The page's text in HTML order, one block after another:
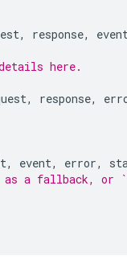
, response,
here.
, response,
, event, error,
as a fallback, or